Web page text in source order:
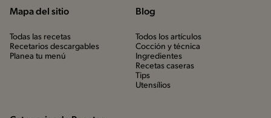
Mapa del sitio
Todas las recetas
Recetarios descargables
Planea tu menú
Blog
Todos los artículos
Cocción y técnica
Ingredientes
Recetas caseras
Tips
Utensílios